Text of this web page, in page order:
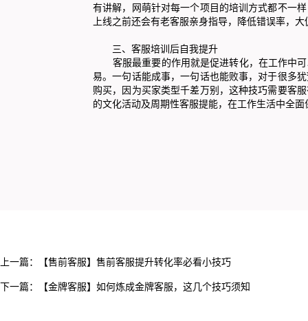
有讲解，网萌针对每一个项目的培训方式都不一
上线之前还会有老客服亲身指导，降低错误率，
三、客服培训后自我提升
客服最重要的作用就是促进转化，在工作中可
易。一句话能成事，一句话也能败事，对于很多
购买，因为买家类型千差万别，这种技巧需要客
的文化活动及周期性客服提能，在工作生活中全
上一篇： 【售前客服】售前客服提升转化率必看小技巧
下一篇： 【金牌客服】如何炼成金牌客服，这几个技巧须知